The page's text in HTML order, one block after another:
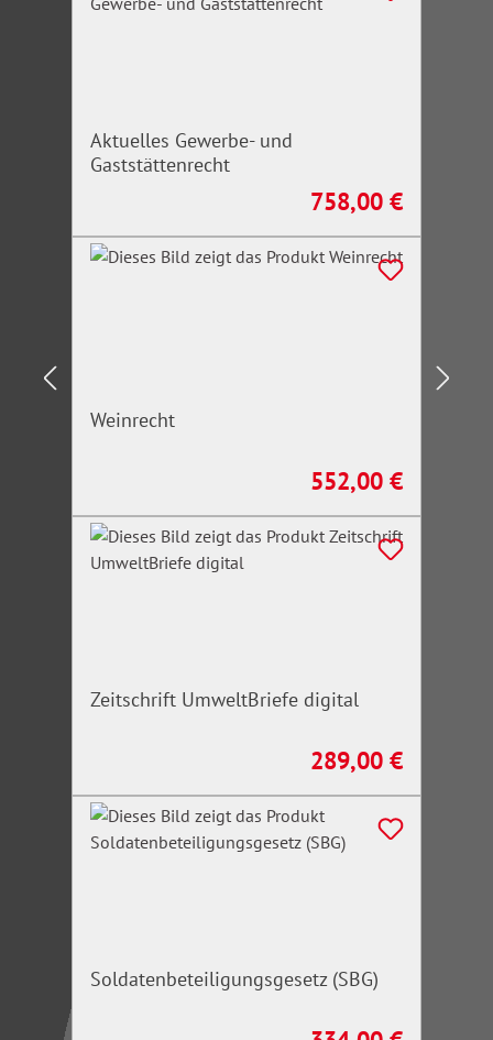
Aktuelles Gewerbe- und
Gaststättenrecht
Regulärer Preis:
758,00 €
Weinrecht
Regulärer Preis:
552,00 €
Zeitschrift UmweltBriefe digital
Regulärer Preis:
289,00 €
Soldatenbeteiligungsgesetz (SBG)